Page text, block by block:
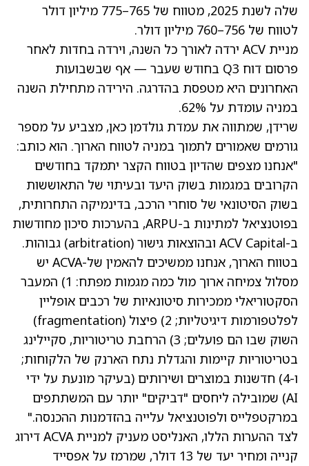
שלה לשנת 2025, מטווח של 765–775 מיליון דולר
לטווח של 756–760 מיליון דולר.
מניית ACV ירדה לאורך כל השנה, וירדה בחדות לאחר
פרסום דוח Q3 בחודש שעבר — אף שבשבועות
האחרונים היא מטפסת בהדרגה. הירידה מתחילת השנה
במניה עומדת על 62%.
שרידן, שמתווה את עמדת גולדמן כאן, מצביע על מספר
גורמים שאמורים לתמוך במניה לטווח הארוך. הוא כותב:
"אנחנו מצפים שהדיון בטווח הקצר יתמקד בחודשים
הקרובים במגמות בשוק היעד ובעיתוי של התאוששות
בשוק הסיטונאי של סוחרי הרכב, בדינמיקה התחרותית,
בפוטנציאל למתינות ב-ARPU, בהערכות סיכון מחודשות
ב-ACV Capital ובהוצאות גישור (arbitration) גבוהות.
בטווח הארוך, אנחנו ממשיכים להאמין של-ACVA יש
מסלול צמיחה ארוך מול כמה מגמות מפתח: 1) המעבר
הסקטוריאלי ממכירות סיטונאיות של רכבים אופליין
לפלטפורמות דיגיטליות; 2) פיצול (fragmentation)
השוק שבו הם פועלים; 3) הרחבת טריטוריות, סקיילינג
בטריטוריות קיימות והגדלת נתח הארנק של הלקוחות;
ו-4) חדשנות במוצרים ושירותים (בעיקר מונעת על ידי
AI) שמובילה ליחסים "דביקים" יותר עם המשתתפים
במרקטפלייס ולפוטנציאל עלייה בהזדמנות ההכנסה."
לצד ההערות הללו, האנליסט מעניק למניית ACVA דירוג
קנייה ומחיר יעד של 13 דולר, שמרמז על אפסייד